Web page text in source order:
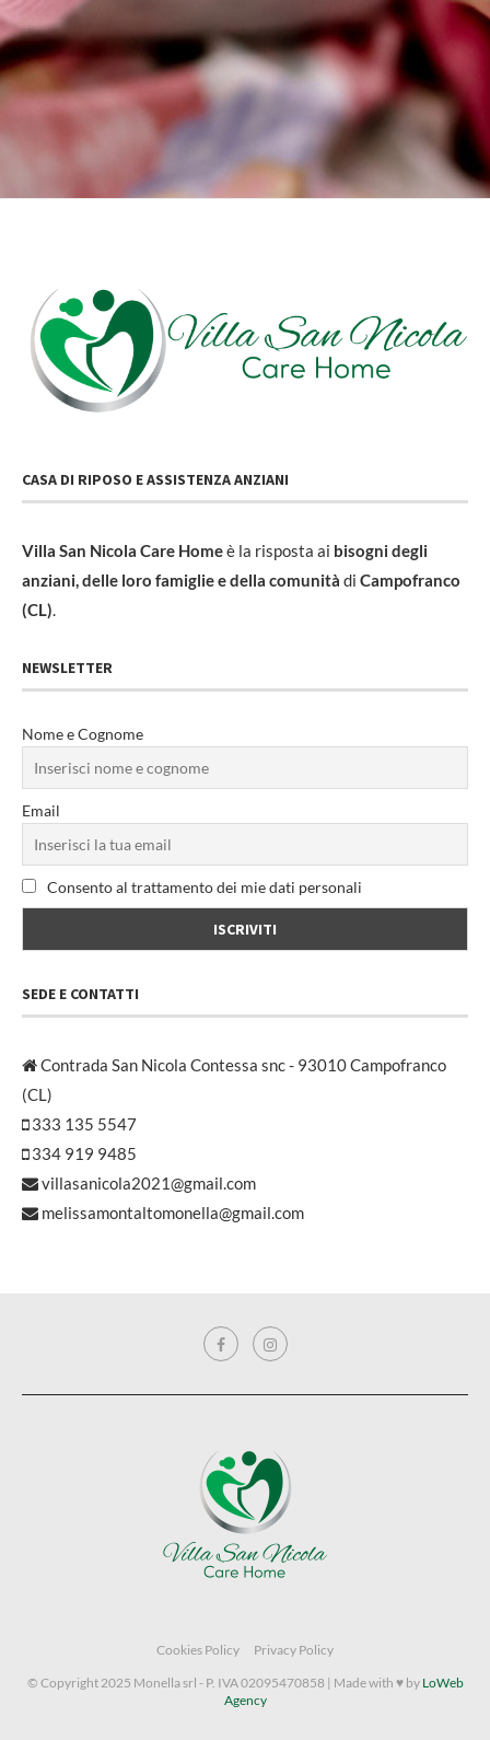
CASA DI RIPOSO E ASSISTENZA ANZIANI
Villa San Nicola Care Homeè la risposta ai bisogni degli
anziani, delle loro famiglie e della comunità di Campofranco
(CL)
NEWSLETTER
Nome e Cognome
Email
Consento al trattamento dei mie dati personali
SEDE E CONTATTI
Contrada San Nicola Contessa snc - 93010 Campofranco
(CL)
333 135 5547
334 919 9485
villasanicola2021@gmail.com
melissamontaltomonella@gmail.com
Cookies Policy
Privacy Policy
© Copyright 2025 Monella srl - P. IVA 02095470858 | Made with ♥ by LoWeb
Agency